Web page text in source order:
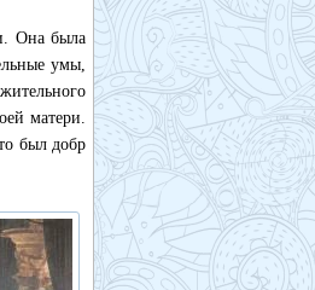
Она была
умы,
матери.
был добр